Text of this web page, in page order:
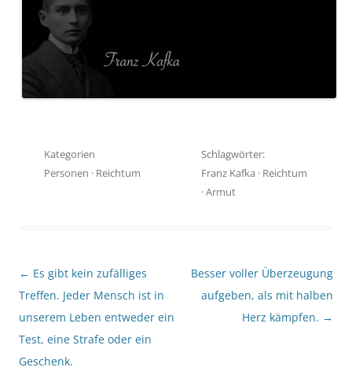
Kategorien
Personen · Reichtum
Schlagwörter:
Franz Kafka · Reichtum
·Armut
Beitragsnavigation
← Es gibt kein zufälliges
Treffen. Jeder Mensch ist in
unserem Leben entweder ein
Test, eine Strafe oder ein
Geschenk.
Besser voller Überzeugung
aufgeben, als mit halben
Herz kämpfen. →